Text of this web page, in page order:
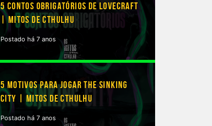
5 CONTOS OBRIGATÓRIOS DE LOVECRAFT
| MITOS DE CTHULHU
Postado há 7 anos
5 MOTIVOS PARA JOGAR THE SINKING
CITY | MITOS DE CTHULHU
Postado há 7 anos